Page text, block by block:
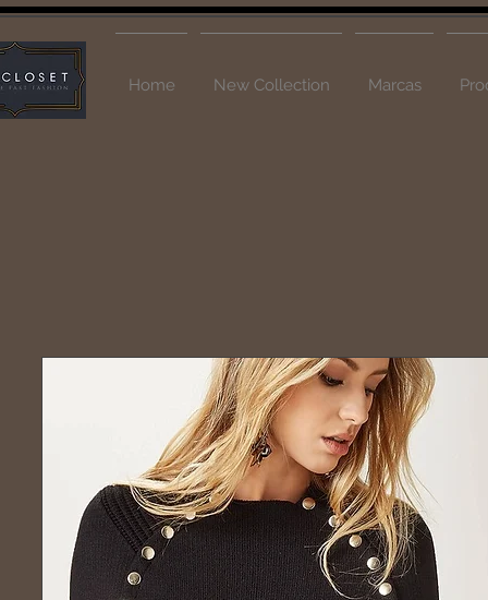
Home New Collection Marcas